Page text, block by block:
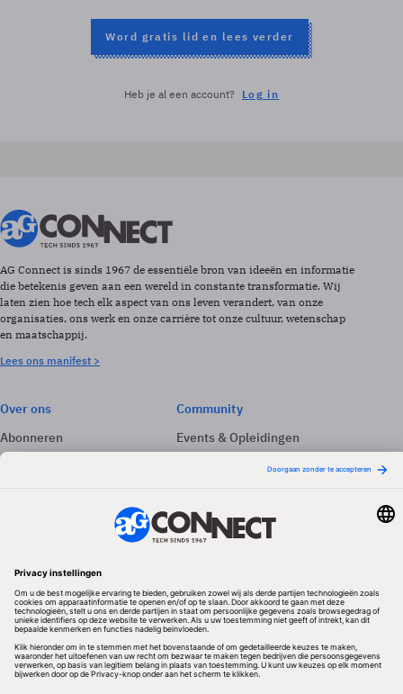
Word gratis lid en lees verder
Heb je al een account? Log in
AG Connect is sinds 1967 de essentiële bron van ideeën en informatie
die betekenis geven aan een wereld in constante transformatie. Wij
laten zien hoe tech elk aspect van ons leven verandert, van onze
organisaties, ons werk en onze carrière tot onze cultuur, wetenschap
en maatschappij.
Lees ons manifest >
Over ons
Abonneren
Adverteren
Community
Events & Opleidingen
Nieuwsbrieven
Volg ons
Redactionele partner